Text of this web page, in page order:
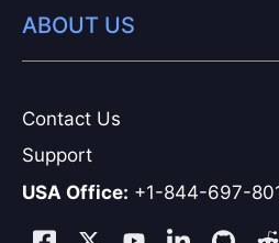
Contact Us
Support
USA Office: +1-844-697-
ABOUT US